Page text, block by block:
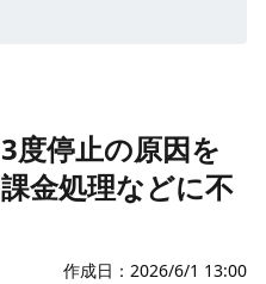
度停止の原因を
金処理などに不
作成日： 2026/6/1 13:00